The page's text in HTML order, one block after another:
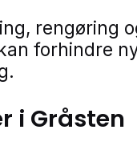
rengøring
forhindre
i Gråsten